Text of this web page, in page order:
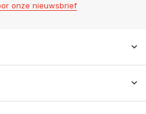
onze nieuwsbrief